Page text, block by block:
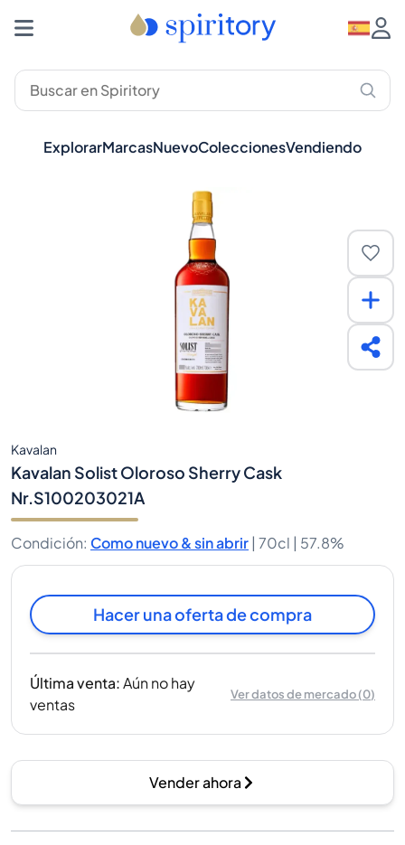
ExplorarMarcasNuevoColeccionesVendiendo
Kavalan
Kavalan Solist Oloroso Sherry Cask
Nr.S100203021A
Condición: Como nuevo & sin abrir | 70cl | 57.8%
Hacer una oferta de compra
Última venta:Aún no hay
ventas
Ver datos de mercado(0)
Vender ahora